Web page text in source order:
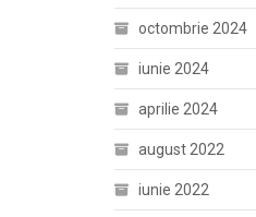
octombrie 2024
iunie 2024
aprilie 2024
august 2022
iunie 2022